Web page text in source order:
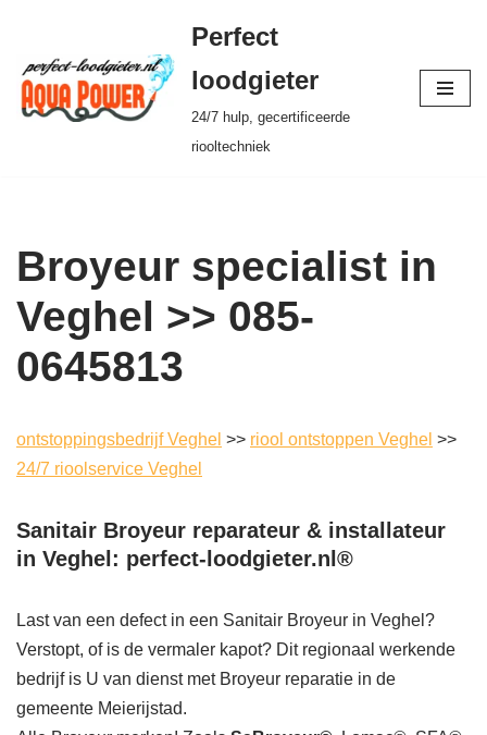
Ga
naar
de
Perfect
loodgieter
24/7 hulp, gecertificeerde
riooltechniek
Broyeur specialist in
Veghel >> 085-
0645813
ontstoppingsbedrijf Veghel >> riool ontstoppen Veghel >>
24/7 rioolservice Veghel
Sanitair Broyeur reparateur & installateur
in Veghel: perfect-loodgieter.nl®
Last van een defect in een Sanitair Broyeur in Veghel?
Verstopt, of is de vermaler kapot? Dit regionaal werkende
bedrijf is U van dienst met Broyeur reparatie in de
gemeente Meierijstad.